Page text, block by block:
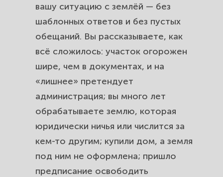
вашу ситуацию с землёй — без
шаблонных ответов и без пустых
обещаний. Вы рассказываете, как
всё сложилось: участок огорожен
шире, чем в документах, и на
«лишнее» претендует
администрация; вы много лет
обрабатываете землю, которая
юридически ничья или числится за
кем-то другим; купили дом, а земля
под ним не оформлена; пришло
предписание освободить